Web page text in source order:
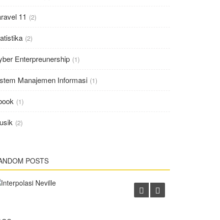
11 (2)
(2)
Enterpreunership (1)
Manajemen Informasi (1)
(1)
(2)
POSTS
Komputasi Numerik
Interpolasi Neville